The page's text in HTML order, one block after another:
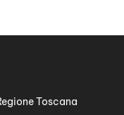
Toscana